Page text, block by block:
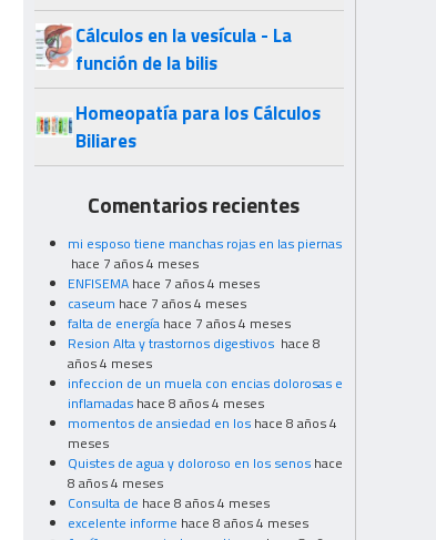
Cálculos en la vesícula - La
función de la bilis
Homeopatía para los Cálculos
Biliares
Comentarios recientes
mi esposo tiene manchas rojas en las piernas
hace 7 años 4 meses
ENFISEMA hace 7 años 4 meses
caseum hace 7 años 4 meses
falta de energía hace 7 años 4 meses
Resion Alta y trastornos digestivos hace 8
años 4 meses
infeccion de un muela con encias dolorosas e
inflamadas hace 8 años 4 meses
momentos de ansiedad en los hace 8 años 4
meses
Quistes de agua y doloroso en los senos hace
8 años 4 meses
Consulta de hace 8 años 4 meses
excelente informe hace 8 años 4 meses